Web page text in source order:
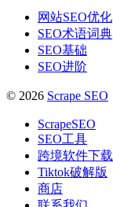
网站SEO优化
SEO术语词典
SEO基础
SEO进阶
© 2026 Scrape SEO
ScrapeSEO
SEO工具
跨境软件下载
Tiktok破解版
商店